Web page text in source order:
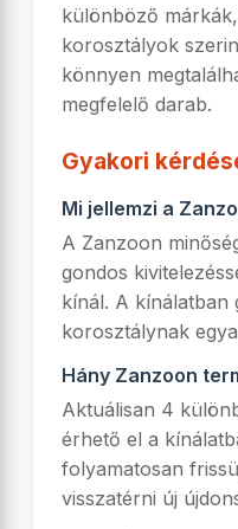
különböző
korosztályok
könnyen
megfelelő darab.
Gyakori
Mi jellemzi a
A Zanzoon
gondos
kínál. A kínálatban
korosztálynak
Hány Zanzoon
Aktuálisan 4
érhető el a
folyamatosan
visszatérni új